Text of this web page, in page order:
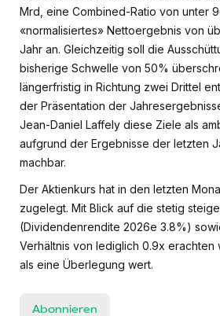
Mrd, eine Combined-Ratio von unter
«normalisiertes» Nettoergebnis von
Jahr an. Gleichzeitig soll die
bisherige Schwelle von 50%
längerfristig in Richtung zwei Drittel
der Präsentation der
Jean-Daniel Laffely diese Ziele als
aufgrund der Ergebnisse der letzten
machbar.
Der Aktienkurs hat in den letzten
zugelegt. Mit Blick auf die stetig
(Dividendenrendite 2026e 3.8%)
Verhältnis von lediglich 0.9x erachten
als eine Überlegung wert.
Abonnieren